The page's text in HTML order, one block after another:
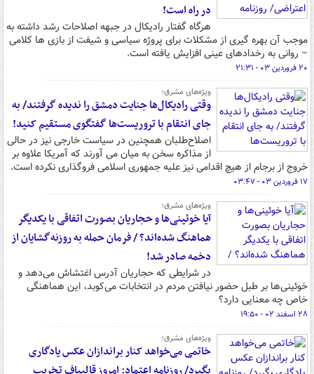
در راه است!
هرگاه گفتار رادیکال در جبهه اصلاحات رشد داشته به
موجب آن بهره گیری از مشکلات برای پروژه سیاسی و شیفت از بازی ها کلامی
– روانی به رخدادهای عینی افزایش یافته است.
۲۰ فروردین ۰۳ - ۲۱:۳۱
ویژه‌های مشرق؛
وقتی رادیکال‌ها جنایت دمشق را ندیده گرفتند/ به
جای انتقام با تروریست‌ها گفتگوی مستقیم کنید!
اصلاح‌طلبان همچنین در سیاست خارجی نیز در حالی
از مذاکره سخن به میان می آورند که آمریکا علاوه بر
خروج از برجام از هیچ اقدامی نیز علیه جمهوری اسلامی فروگذاری نکرده است.
۱۷ فروردین ۰۳ - ۰۳:۴۷
ویژه‌های مشرق؛
آیا خوئینی‌ها و حجاریان بصورت اتفاقی با یکدیگر
هماهنگ شده‌اند؟ / فرمان حمله به روزنه‌گشایان از
دخمه صادر شد!
در شرایطی که حجاریان آدرس اغتشاش می‌دهد و
خوئینی‌ها بر طبل حضور نیافتن مردم در انتخابات می‌کوبد، این هماهنگی
خاص چه معنایی دارد؟
۲۸ اسفند ۰۲ - ۱۹:۵۰
ویژه‌های مشرق؛
خاتمی می‌خواهد کنار براندازان عکس یادگاری